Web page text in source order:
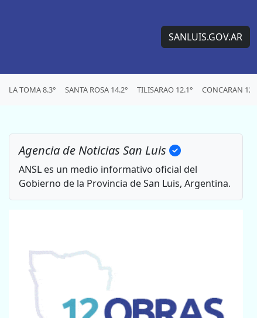
SANLUIS.GOV.AR
LA TOMA 8.3° SANTA ROSA 14.2° TILISARAO 12.1° CONCARAN
Agencia de Noticias San Luis
ANSL es un medio informativo oficial del
Gobierno de la Provincia de San Luis, Argentina.